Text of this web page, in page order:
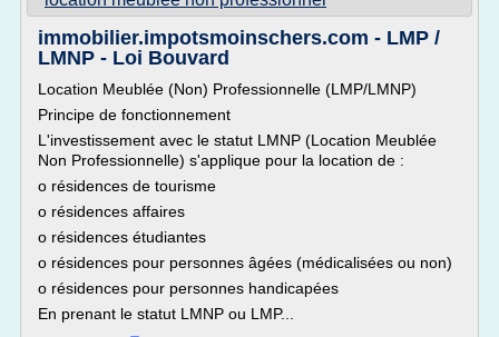
immobilier.impotsmoinschers.com - LMP /
LMNP - Loi Bouvard
Location Meublée (Non) Professionnelle (LMP/LMNP)
Principe de fonctionnement
L'investissement avec le statut LMNP (Location Meublée
Non Professionnelle) s'applique pour la location de :
o résidences de tourisme
o résidences affaires
o résidences étudiantes
o résidences pour personnes âgées (médicalisées ou non)
o résidences pour personnes handicapées
En prenant le statut LMNP ou LMP...